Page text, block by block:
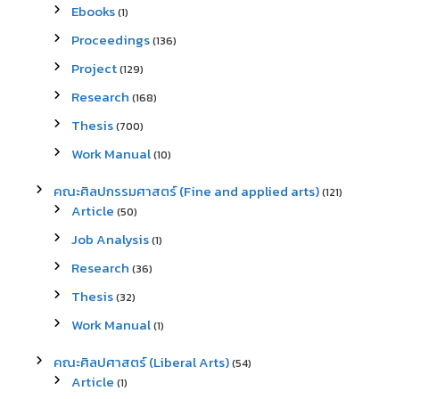
Ebooks(1)
Proceedings(136)
Project(129)
Research (168)
Thesis(700)
Work Manual(10)
คณะศิลปกรรมศาสตร์ (Fine and applied arts)(121)
Article (50)
Job Analysis(1)
Research (36)
Thesis(32)
Work Manual(1)
คณะศิลปศาสตร์ (Liberal Arts)(54)
Article (1)